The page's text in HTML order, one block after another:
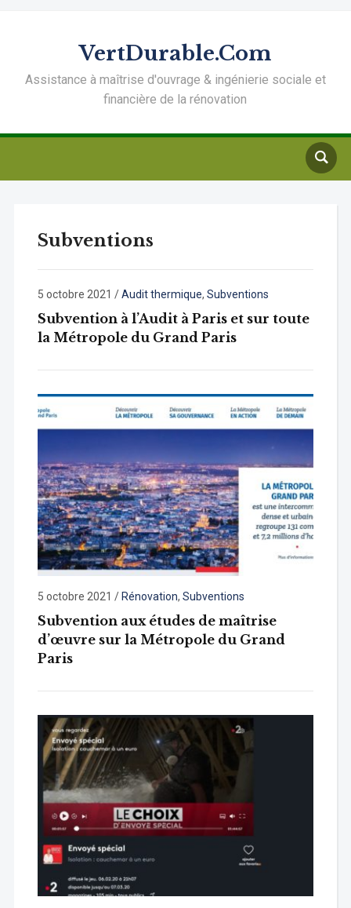
VertDurable.Com
Assistance à maîtrise d'ouvrage & ingénierie sociale et
financière de la rénovation
Subventions
5 octobre 2021 /Audit thermique, Subventions
Subvention à l’Audit à Paris et sur toute
la Métropole du Grand Paris
5 octobre 2021 /Rénovation, Subventions
Subvention aux études de maîtrise
d’œuvre sur la Métropole du Grand
Paris